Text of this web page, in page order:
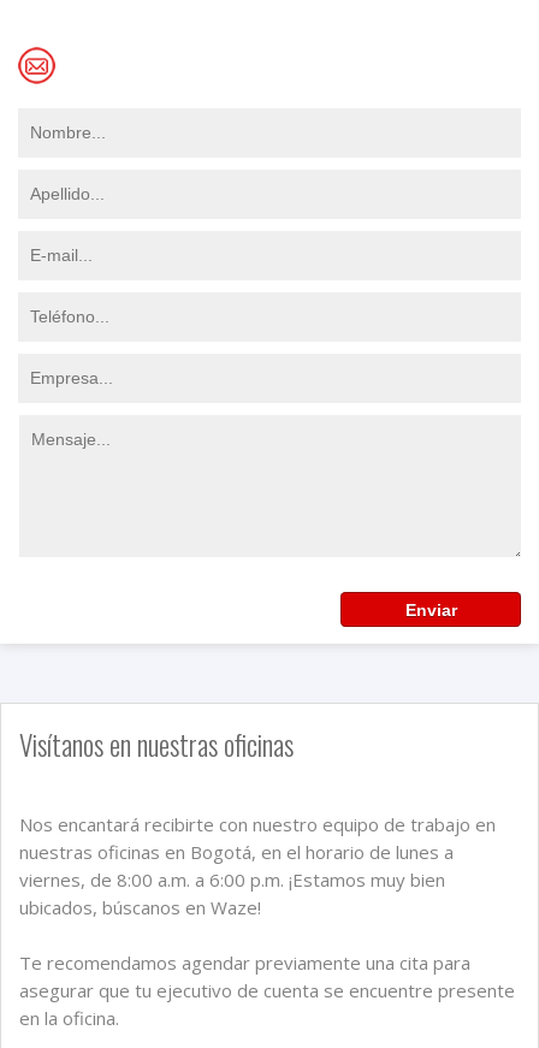
Enviar
Visítanos en nuestras oficinas
Nos encantará recibirte con nuestro equipo de trabajo en
nuestras oficinas en Bogotá, en el horario de lunes a
viernes, de 8:00 a.m. a 6:00 p.m. ¡Estamos muy bien
ubicados, búscanos en Waze!
Te recomendamos agendar previamente una cita para
asegurar que tu ejecutivo de cuenta se encuentre presente
en la oficina.